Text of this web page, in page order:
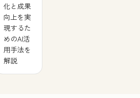
化と成果
向上を実
現するた
めのAI活
用手法を
解説